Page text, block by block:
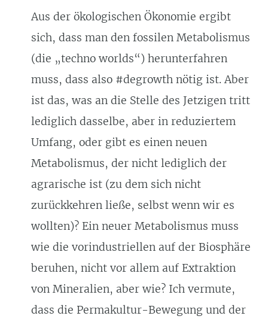
Aus der ökologischen Ökonomie ergibt
sich, dass man den fossilen Metabolismus
(die „techno worlds“) herunterfahren
muss, dass also #degrowth nötig ist. Aber
ist das, was an die Stelle des Jetzigen tritt
lediglich dasselbe, aber in reduziertem
Umfang, oder gibt es einen neuen
Metabolismus, der nicht lediglich der
agrarische ist (zu dem sich nicht
zurückkehren ließe, selbst wenn wir es
wollten)? Ein neuer Metabolismus muss
wie die vorindustriellen auf der Biosphäre
beruhen, nicht vor allem auf Extraktion
von Mineralien, aber wie? Ich vermute,
dass die Permakultur-Bewegung und der